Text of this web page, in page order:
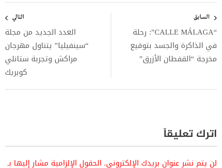
المقالات
السابق
“CALLE MÁLAGA”: رحلة
في الذاكرة والجسد بتوقيع
مخرجة “القفطان الأزرق”
التالي
العدد الجديد من مجلة
“سينفيليا” يتناول مهرجان
مراكش وتجربة ستانلي
كوبريك
اترك تعليقاً
لن يتم نشر عنوان بريدك الإلكتروني. الحقول الإلزامية مشار إليها بـ